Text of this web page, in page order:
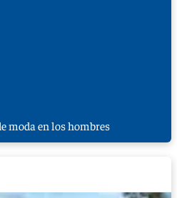
moda en los hombres